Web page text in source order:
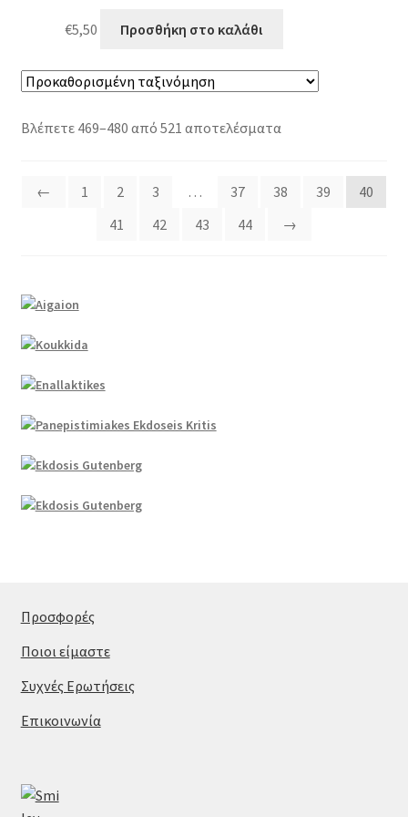
€5,50 Προσθήκη στο καλάθι
Βλέπετε 469–480 από 521 αποτελέσματα
← 1 2 3 … 37 38 39
40
41
42 43 44 →
Προσφορές
Ποιοι είμαστε
Συχνές Ερωτήσεις
Επικοινωνία